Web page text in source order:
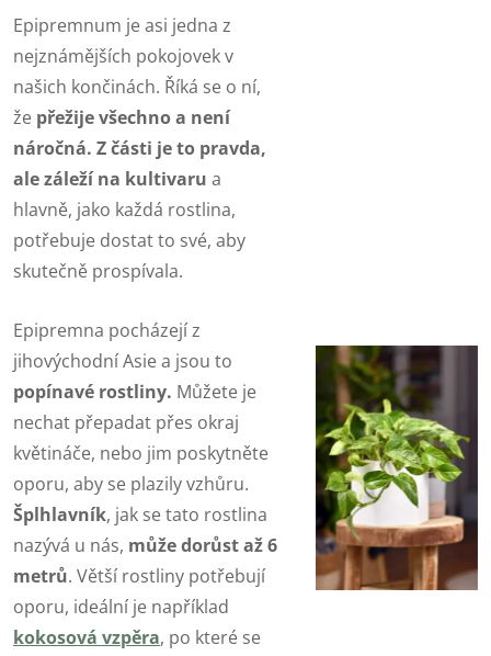
Epipremnum je asi jedna z
nejznámějších pokojovek v
našich končinách. Říká se o ní,
že přežije všechno a není
náročná. Z části je to pravda,
ale záleží na kultivaru a
hlavně, jako každá rostlina,
potřebuje dostat to své, aby
skutečně prospívala.
Epipremna pocházejí z
jihovýchodní Asie a jsou to
popínavé rostliny. Můžete je
nechat přepadat přes okraj
květináče, nebo jim poskytněte
oporu, aby se plazily vzhůru.
Šplhlavník, jak se tato rostlina
nazývá u nás, může dorůst až 6
metrů. Větší rostliny potřebují
oporu, ideální je například
kokosová vzpěra, po které se